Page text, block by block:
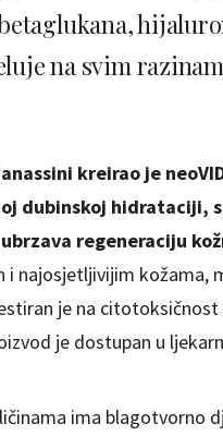
na svim
kreirao je
dubinskoj hidrataciji,
regeneraciju
najosjetljivijim kožama,
je na
je dostupan u
ima blagotvorno